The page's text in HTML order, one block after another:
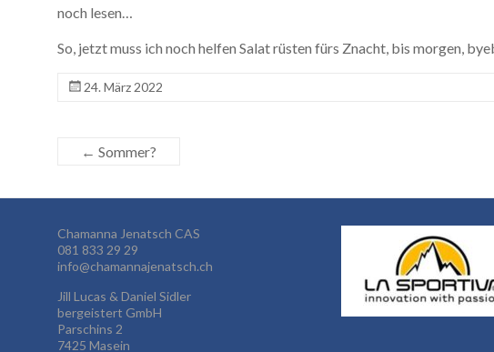
noch lesen…
So, jetzt muss ich noch helfen Salat rüsten fürs Znacht, bis morgen,
24. März 2022
← Sommer?
Chamanna Jenatsch CAS
081 833 29 29
info@chamannajenatsch.ch
Jill Lucas & Daniel Sidler
bergeistert GmbH
Parschins 2
7425 Masein